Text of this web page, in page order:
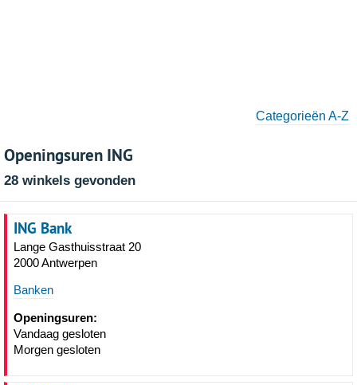
Categorieën A-Z
Openingsuren ING
28 winkels gevonden
ING Bank
Lange Gasthuisstraat 20
2000 Antwerpen
Banken
Openingsuren:
Vandaag gesloten
Morgen gesloten